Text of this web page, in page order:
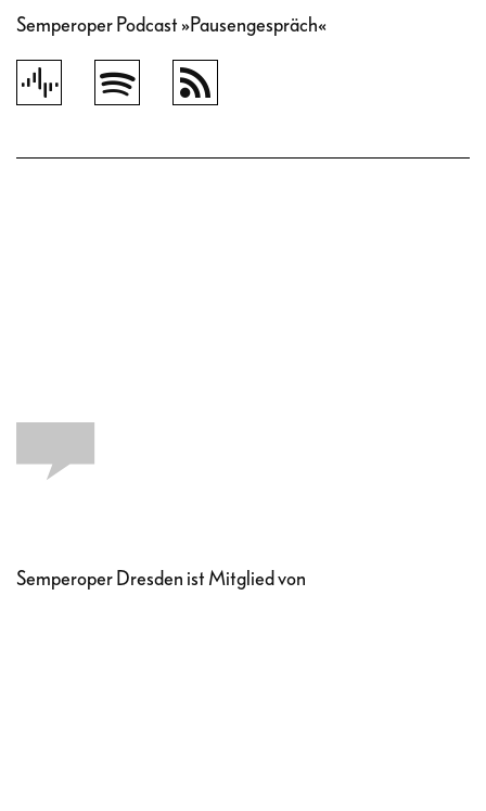
Semperoper Podcast »Pausengespräch«
Semperoper Dresden ist Mitglied von